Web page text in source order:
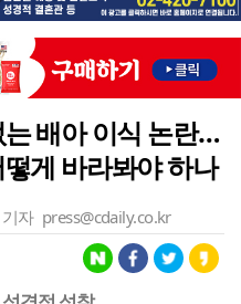
배아 이식 논란…
게 바라봐야 하나
자 press@cdaily.co.kr